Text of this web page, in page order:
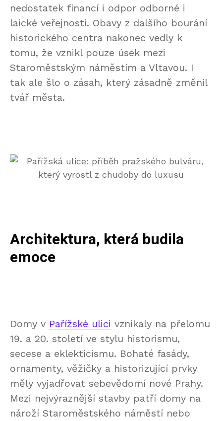
nedostatek financí i odpor odborné i
laické veřejnosti. Obavy z dalšího bourání
historického centra nakonec vedly k
tomu, že vznikl pouze úsek mezi
Staroměstským náměstím a Vltavou. I
tak ale šlo o zásah, který zásadně změnil
tvář města.
Architektura, která budila
emoce
Domy v Pařížské ulici vznikaly na přelomu
19. a 20. století ve stylu historismu,
secese a eklekticismu. Bohaté fasády,
ornamenty, věžičky a historizující prvky
měly vyjadřovat sebevědomí nové Prahy.
Mezi nejvýraznější stavby patří domy na
nároží Staroměstského náměstí nebo